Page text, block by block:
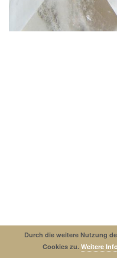
© Copyright
Durch die weitere Nutzung
Cookies zu. Weitere